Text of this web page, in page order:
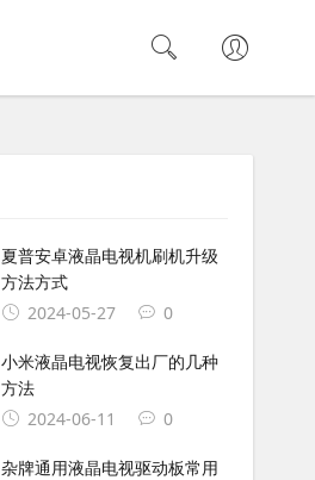
夏普安卓液晶电视机刷机升级
方法方式
2024-05-27
0
小米液晶电视恢复出厂的几种
方法
2024-06-11
0
杂牌通用液晶电视驱动板常用